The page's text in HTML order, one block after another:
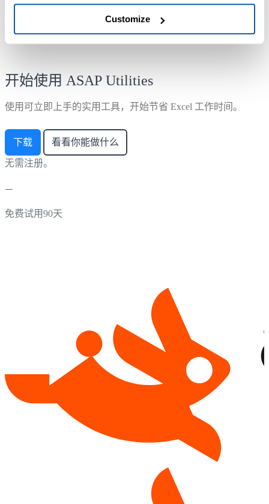
Customize
开始使用 ASAP Utilities
使用可立即上手的实用工具，开始节省 Excel 工作时间。
下载 看看你能做什么
无需注册。
免费试用90天